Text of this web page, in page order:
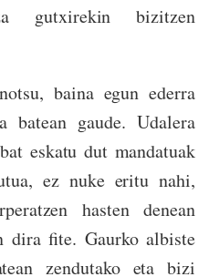
gutxirekin bizitzen
baina egun ederra
batean gaude. Udalera
eskatu dut mandatuak
ez nuke eritu nahi,
hasten denean
dira fite. Gaurko albiste
zendutako eta bizi